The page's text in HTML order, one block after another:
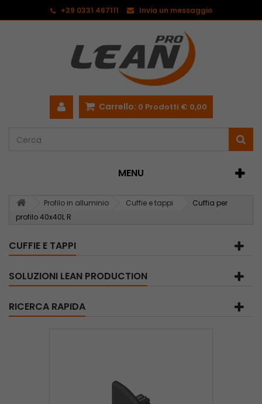
+39 0331 467111 Invia un messaggio
Carrello: 0 Prodotti € 0,00
MENU
Profilo in alluminio Cuffie e tappi
Cuffia per
profilo 40x40L R
CUFFIE E TAPPI
SOLUZIONI LEAN PRODUCTION
RICERCA RAPIDA